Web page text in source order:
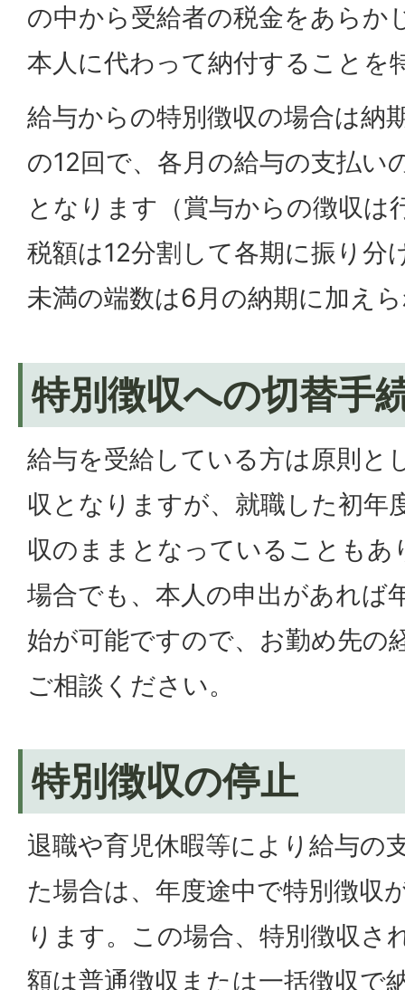
の中から受給者の税金をあらか
本人に代わって納付することを
給与からの特別徴収の場合は納
の12回で、各月の給与の支払い
となります（賞与からの徴収は
税額は12分割して各期に振り分
未満の端数は6月の納期に加え
特別徴収への切替手
給与を受給している方は原則と
収となりますが、就職した初年
収のままとなっていることもあ
場合でも、本人の申出があれば
始が可能ですので、お勤め先の
ご相談ください。
特別徴収の停止
退職や育児休暇等により給与の
た場合は、年度途中で特別徴収
ります。この場合、特別徴収さ
額は普通徴収または一括徴収で